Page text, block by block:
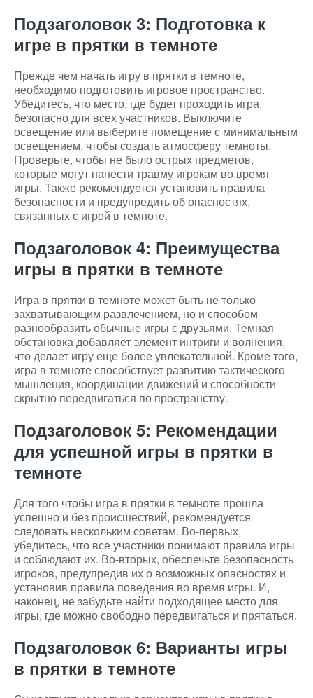
Подзаголовок 3: Подготовка к
игре в прятки в темноте
Прежде чем начать игру в прятки в темноте,
необходимо подготовить игровое пространство.
Убедитесь, что место, где будет проходить игра,
безопасно для всех участников. Выключите
освещение или выберите помещение с минимальным
освещением, чтобы создать атмосферу темноты.
Проверьте, чтобы не было острых предметов,
которые могут нанести травму игрокам во время
игры. Также рекомендуется установить правила
безопасности и предупредить об опасностях,
связанных с игрой в темноте.
Подзаголовок 4: Преимущества
игры в прятки в темноте
Игра в прятки в темноте может быть не только
захватывающим развлечением, но и способом
разнообразить обычные игры с друзьями. Темная
обстановка добавляет элемент интриги и волнения,
что делает игру еще более увлекательной. Кроме того,
игра в темноте способствует развитию тактического
мышления, координации движений и способности
скрытно передвигаться по пространству.
Подзаголовок 5: Рекомендации
для успешной игры в прятки в
темноте
Для того чтобы игра в прятки в темноте прошла
успешно и без происшествий, рекомендуется
следовать нескольким советам. Во-первых,
убедитесь, что все участники понимают правила игры
и соблюдают их. Во-вторых, обеспечьте безопасность
игроков, предупредив их о возможных опасностях и
установив правила поведения во время игры. И,
наконец, не забудьте найти подходящее место для
игры, где можно свободно передвигаться и прятаться.
Подзаголовок 6: Варианты игры
в прятки в темноте